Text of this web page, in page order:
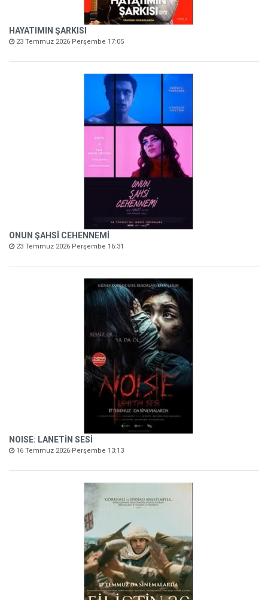
HAYATIMIN ŞARKISI
23 Temmuz 2026 Perşembe 17:05
ONUN ŞAHSİ CEHENNEMİ
23 Temmuz 2026 Perşembe 16:31
NOISE: LANETİN SESİ
16 Temmuz 2026 Perşembe 13:13